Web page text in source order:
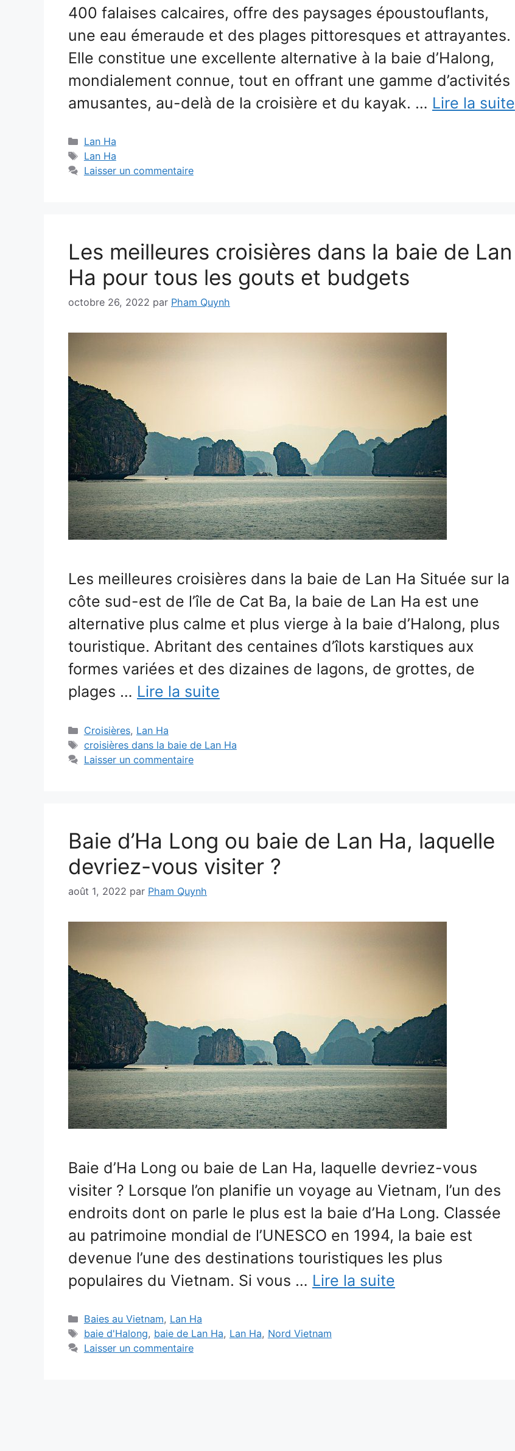
400 falaises calcaires, offre des paysages époustouflants,
une eau émeraude et des plages pittoresques et attrayantes.
Elle constitue une excellente alternative à la baie d’Halong,
mondialement connue, tout en offrant une gamme d’activités
amusantes, au-delà de la croisière et du kayak. … Lire la suite
Catégories
Lan Ha
Étiquettes
Lan Ha
Laisser un commentaire
Les meilleures croisières dans la baie de Lan
Ha pour tous les gouts et budgets
octobre 26, 2022 par Pham Quynh
Les meilleures croisières dans la baie de Lan Ha Située sur la
côte sud-est de l’île de Cat Ba, la baie de Lan Ha est une
alternative plus calme et plus vierge à la baie d’Halong, plus
touristique. Abritant des centaines d’îlots karstiques aux
formes variées et des dizaines de lagons, de grottes, de
plages … Lire la suite
Catégories
Croisières, Lan Ha
Étiquettes
croisières dans la baie de Lan Ha
Laisser un commentaire
Baie d’Ha Long ou baie de Lan Ha, laquelle
devriez-vous visiter ?
août 1, 2022 par Pham Quynh
Baie d’Ha Long ou baie de Lan Ha, laquelle devriez-vous
visiter ? Lorsque l’on planifie un voyage au Vietnam, l’un des
endroits dont on parle le plus est la baie d’Ha Long. Classée
au patrimoine mondial de l’UNESCO en 1994, la baie est
devenue l’une des destinations touristiques les plus
populaires du Vietnam. Si vous … Lire la suite
Catégories
Baies au Vietnam, Lan Ha
Étiquettes
baie d'Halong, baie de Lan Ha, Lan Ha, Nord Vietnam
Laisser un commentaire